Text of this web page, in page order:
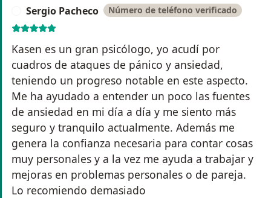
Sergio Pacheco Número de teléfono verificado
Kasen es un gran psicólogo, yo acudí por
cuadros de ataques de pánico y ansiedad,
teniendo un progreso notable en este aspecto.
Me ha ayudado a entender un poco las fuentes
de ansiedad en mi día a día y me siento más
seguro y tranquilo actualmente. Además me
genera la confianza necesaria para contar cosas
muy personales y a la vez me ayuda a trabajar y
mejoras en problemas personales o de pareja.
Lo recomiendo demasiado